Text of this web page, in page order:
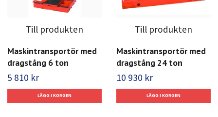
Till produkten
Maskintransportör med
dragstång 6 ton
5 810 kr
Till produkten
Maskintransportör med
dragstång 24 ton
10 930 kr